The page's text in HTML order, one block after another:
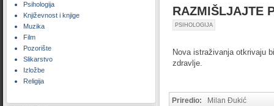
Psihologija
Književnost i knjige
Muzika
Film
Pozorište
Slikarstvo
Izložbe
Religija
RAZMIŠLJAJTE
PSIHOLOGIJA
Nova istraživanja otkrivaju
zdravlje.
Priredio: Milan Đukić